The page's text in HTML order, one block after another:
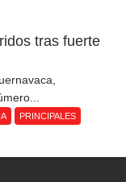
tras fuerte
PRINCIPALES